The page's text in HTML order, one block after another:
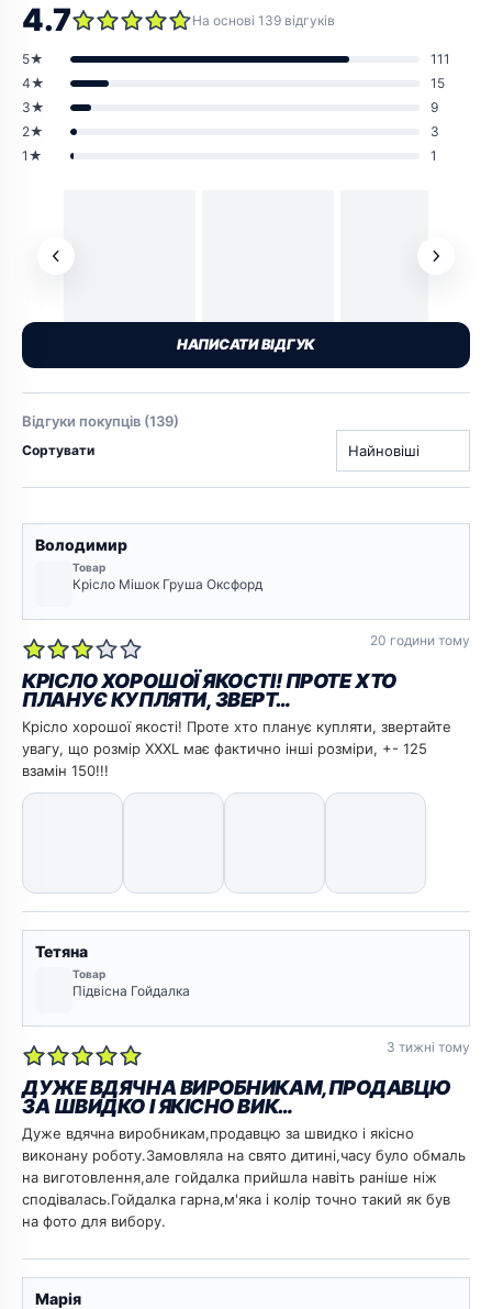
4.7 На основі 139 відгуків
5★
111
4★
15
3★
9
2★
3
1★
1
НАПИСАТИ ВІДГУК
Відгуки покупців (139)
Сортувати
Володимир
Товар
Крісло Мішок Груша Оксфорд
20 години тому
КРІСЛО ХОРОШОЇ ЯКОСТІ! ПРОТЕ ХТО
ПЛАНУЄ КУПЛЯТИ, ЗВЕРТ…
Крісло хорошої якості! Проте хто планує купляти, звертайте
увагу, що розмір XXXL має фактично інші розміри, +- 125
взамін 150!!!
Тетяна
Товар
Підвісна Гойдалка
3 тижні тому
ДУЖЕ ВДЯЧНА ВИРОБНИКАМ,ПРОДАВЦЮ
ЗА ШВИДКО І ЯКІСНО ВИК…
Дуже вдячна виробникам,продавцю за швидко і якісно
виконану роботу.Замовляла на свято дитині,часу було обмаль
на виготовлення,але гойдалка прийшла навіть раніше ніж
сподівалась.Гойдалка гарна,м'яка і колір точно такий як був
на фото для вибору.
Марія